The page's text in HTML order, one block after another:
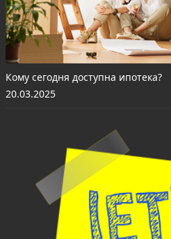
Кому сегодня доступна ипотека?
20.03.2025